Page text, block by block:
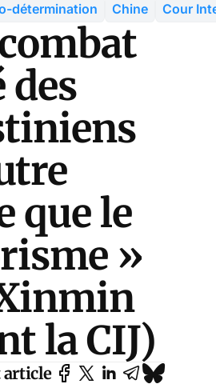
détermination Chine Cour
des
que le
»
la CIJ)
article